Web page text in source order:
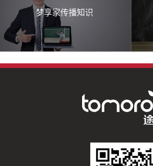
梦享家传播知识